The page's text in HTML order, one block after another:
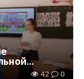
42 0